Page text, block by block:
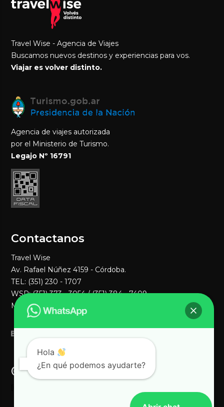
Travel Wise - Agencia de Viajes
Buscamos nuevos destinos y experiencias para vos.
Viajar es volver distinto.
Agencia de viajes autorizada
por el Ministerio de Turismo.
Legajo Nº 16791
Contactanos
Travel Wise
Av. Rafael Núñez 4159 - Córdoba.
TEL: (351) 230 - 1707
WSP:(351) 373 - 3054/ (351) 384 - 7409
MAIL:ventas1@travelwisenet.com
@TravelWise en instagram
Hola
¿En qué podemos ayudarte?